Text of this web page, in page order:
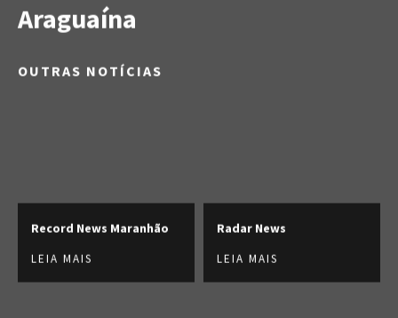
Araguaína
OUTRAS NOTÍCIAS
Record News Maranhão
LEIA MAIS
Radar News
LEIA MAIS